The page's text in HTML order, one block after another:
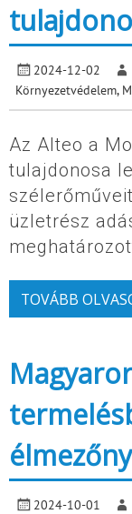
2024-12-02
Környezetvédelem,
Az Alteo a
tulajdonosa
üzletrész
TOVÁBB
2024-10-01